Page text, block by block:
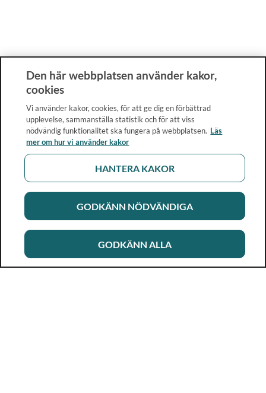
Den här webbplatsen använder kakor,
cookies
Vi använder kakor, cookies, för att ge dig en förbättrad
upplevelse, sammanställa statistik och för att viss
nödvändig funktionalitet ska fungera på webbplatsen. Läs
mer om hur vi använder kakor
HANTERA KAKOR
GODKÄNN NÖDVÄNDIGA
GODKÄNN ALLA